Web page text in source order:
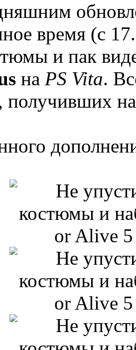
время (с
и пак
на PS Vita.
получивших